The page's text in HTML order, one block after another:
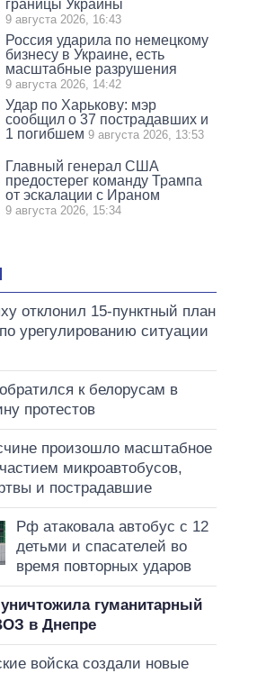
границы Украины
9 августа 2026, 16:43
Россия ударила по немецкому
бизнесу в Украине, есть
масштабные разрушения
9 августа 2026, 14:42
Удар по Харькову: мэр
сообщил о 37 пострадавших и
1 погибшем 9 августа 2026, 13:53
Главный генерал США
предостерег команду Трампа
от эскалации с Ираном
9 августа 2026, 15:34
отклонил 15-пунктный план
урегулированию ситуации
к белорусам в
протестов
произошло масштабное
микроавтобусов,
и пострадавшие
Рф атаковала автобус с 12
детьми и спасателей во
время повторных ударов
гуманитарный
в Днепре
войска создали новые